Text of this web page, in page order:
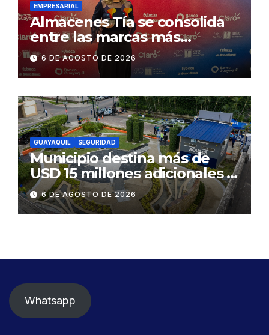
EMPRESARIAL
Almacenes Tía se consolida
entre las marcas más
influyentes del Ecuador
6 DE AGOSTO DE 2026
GUAYAQUIL SEGURIDAD
Municipio destina más de
USD 15 millones adicionales a
SEGURA EP para fortalecer la
seguridad ciudadana
6 DE AGOSTO DE 2026
Whatsapp